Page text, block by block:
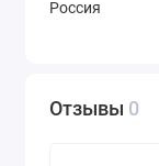
Россия
Отзывы 0